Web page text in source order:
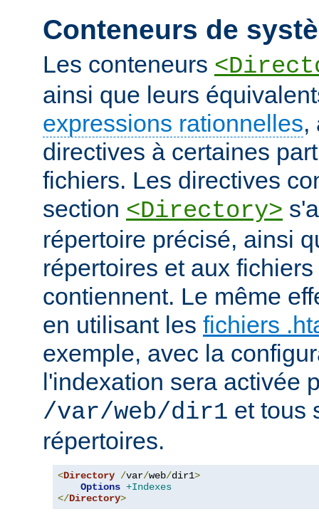
Conteneurs de
Les conteneurs
ainsi que leurs
expressions rationnelles,
directives à certaines
fichiers. Les directives
section <Directory>
répertoire précisé, ainsi
répertoires et aux
contiennent. Le même
en utilisant les fichiers
exemple, avec la
l'indexation sera activée
/var/web/dir1 et tous
répertoires.
<Directory /var/web/dir1>
Options +Indexes
</Directory>